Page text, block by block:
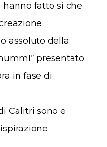
hanno fatto sì che
assoluto della
presentato
in fase di
Calitri sono e